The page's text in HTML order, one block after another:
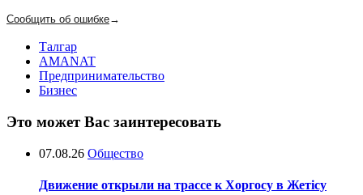
Сообщить об ошибке→
Талгар
AMANAT
Предпринимательство
Бизнес
Это может Вас заинтересовать
07.08.26 Общество
Движение открыли на трассе к Хоргосу в Жетісу